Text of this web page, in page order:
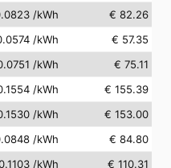
/kWh
€ 82.26
/kWh
€ 57.35
/kWh
€ 75.11
/kWh
€ 155.39
/kWh
€ 153.00
/kWh
€ 84.80
/kWh
€ 110.31